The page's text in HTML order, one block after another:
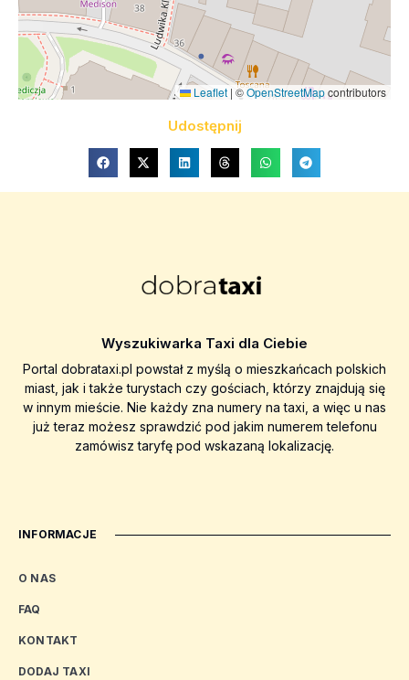
Leaflet | ©OpenStreetMapcontributors
Udostępnij
Wyszukiwarka Taxi dla Ciebie
Portal dobrataxi.pl powstał z myślą o mieszkańcach polskich
miast, jak i także turystach czy gościach, którzy znajdują się
w innym mieście. Nie każdy zna numery na taxi, a więc u nas
już teraz możesz sprawdzić pod jakim numerem telefonu
zamówisz taryfę pod wskazaną lokalizację.
INFORMACJE
O NAS
FAQ
KONTAKT
DODAJ TAXI